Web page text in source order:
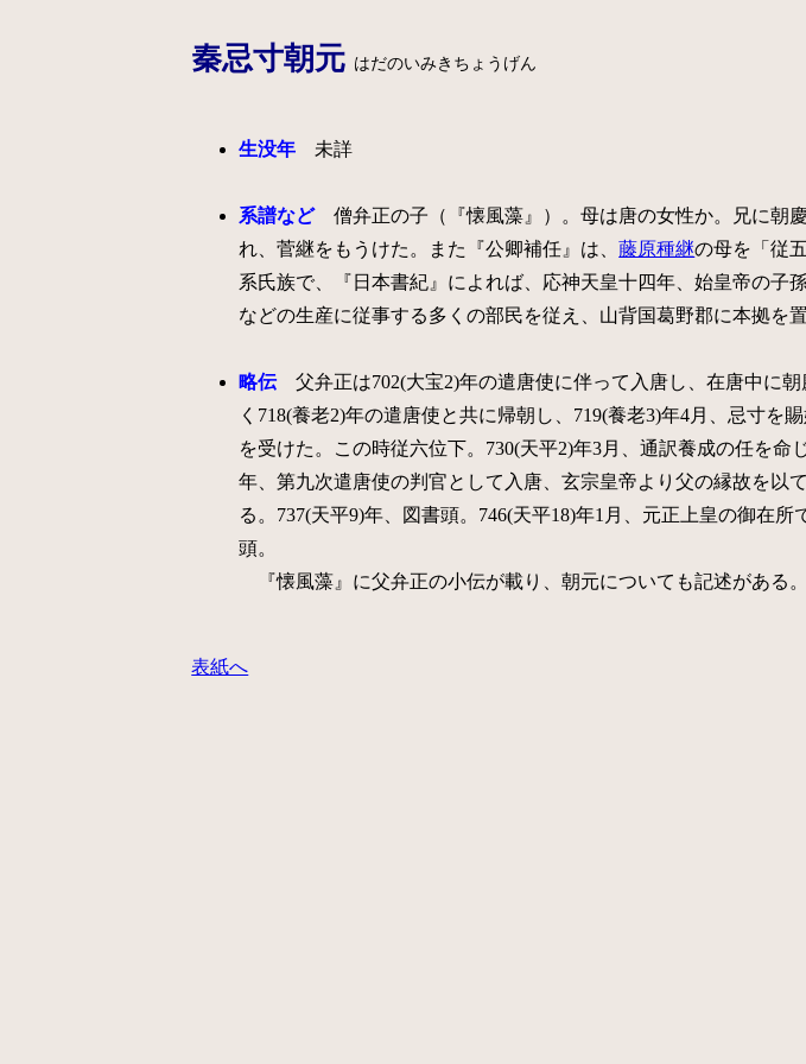
秦忌寸朝元 はだのいみきちょうげん
生没年 未詳
系譜など僧弁正の子（『懐風藻』）。母は唐の女性か。兄に朝
れ、菅継をもうけた。また『公卿補任』は、藤原種継の母を「従
系氏族で、『日本書紀』によれば、応神天皇十四年、始皇帝の
などの生産に従事する多くの部民を従え、山背国葛野郡に本拠を
略伝父弁正は702(大宝2)年の遣唐使に伴って入唐し、在唐中に
く718(養老2)年の遣唐使と共に帰朝し、719(養老3)年4月、忌寸
を受けた。この時従六位下。730(天平2)年3月、通訳養成の任を
年、第九次遣唐使の判官として入唐、玄宗皇帝より父の縁故を以
る。737(天平9)年、図書頭。746(天平18)年1月、元正上皇の御在
頭。
『懐風藻』に父弁正の小伝が載り、朝元についても記述がある。
表紙へ